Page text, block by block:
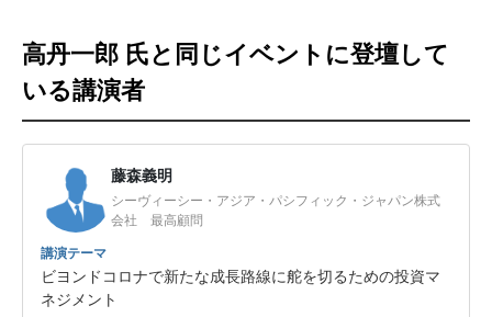
高丹一郎 氏と同じイベントに登壇して
いる講演者
藤森義明
シーヴィーシー・アジア・パシフィック・ジャパン株式
会社 最高顧問
講演テーマ
ビヨンドコロナで新たな成長路線に舵を切るための投資マ
ネジメント